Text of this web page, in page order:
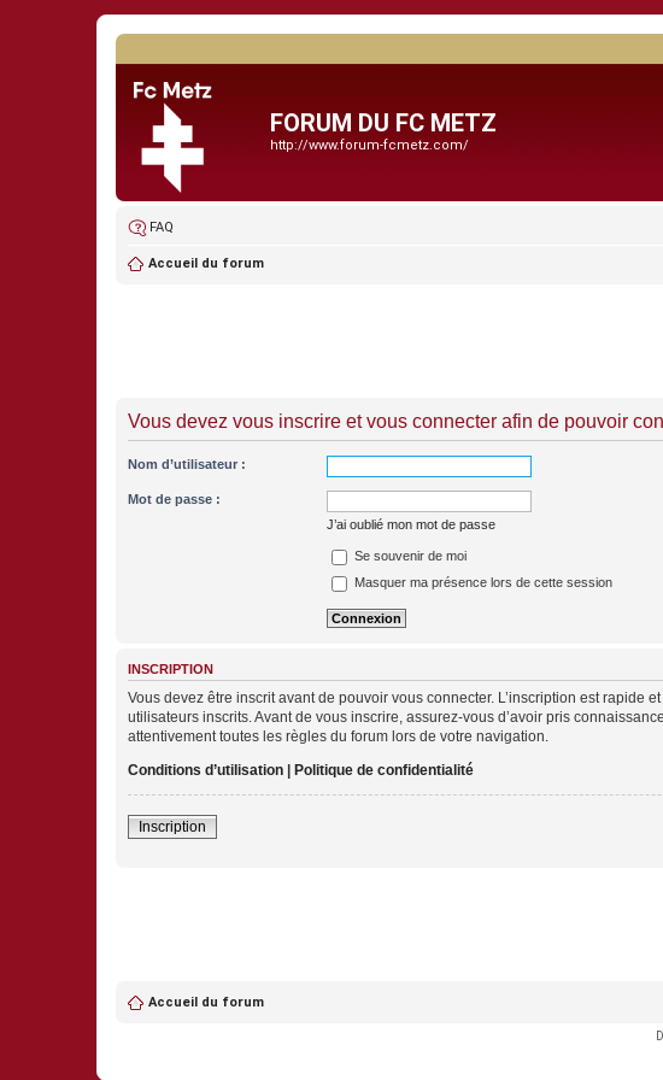
FORUM DU FC METZ
http://www.forum-fcmetz.com/
FAQ
Accueil du forum
Vous devez vous inscrire et vous connecter afin de pouvoir
Nom d’utilisateur :
Mot de passe :
J’ai oublié mon mot de passe
Se souvenir de moi
Masquer ma présence lors de cette session
INSCRIPTION
Vous devez être inscrit avant de pouvoir vous connecter. L’inscription est
utilisateurs inscrits. Avant de vous inscrire, assurez-vous d’avoir pris
attentivement toutes les règles du forum lors de votre navigation.
Conditions d’utilisation | Politique de confidentialité
Inscription
Accueil du forum